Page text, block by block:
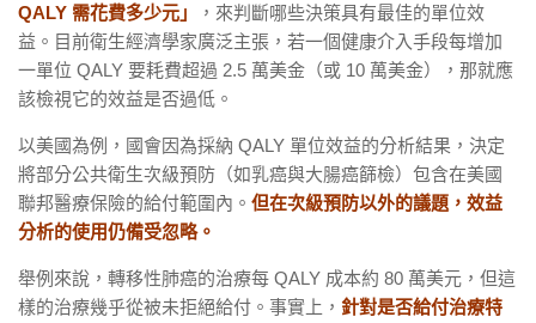
QALY 需花費多少元」
，來判斷哪些決策具有最佳的單位效
益。目前衛生經濟學家廣泛主張，若一個健康介入手段每增加
一單位 QALY 要耗費超過 2.5 萬美金（或 10 萬美金），那就應
該檢視它的效益是否過低。
以美國為例，國會因為採納 QALY 單位效益的分析結果，決定
將部分公共衛生次級預防（如乳癌與大腸癌篩檢）包含在美國
聯邦醫療保險的給付範圍內。 但在次級預防以外的議題，效益
分析的使用仍備受忽略。
舉例來說，轉移性肺癌的治療每 QALY 成本約 80 萬美元，但這
樣的治療幾乎從被未拒絕給付。事實上， 針對是否給付治療特